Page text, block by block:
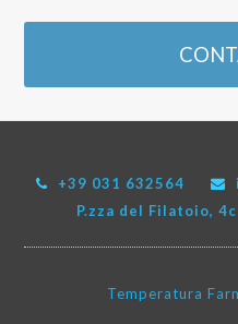
+39 031 632564
P.zza del Filatoio,
Temperatura